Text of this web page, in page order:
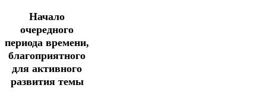
Начало
очередного
периода времени,
благоприятного
для активного
развития темы